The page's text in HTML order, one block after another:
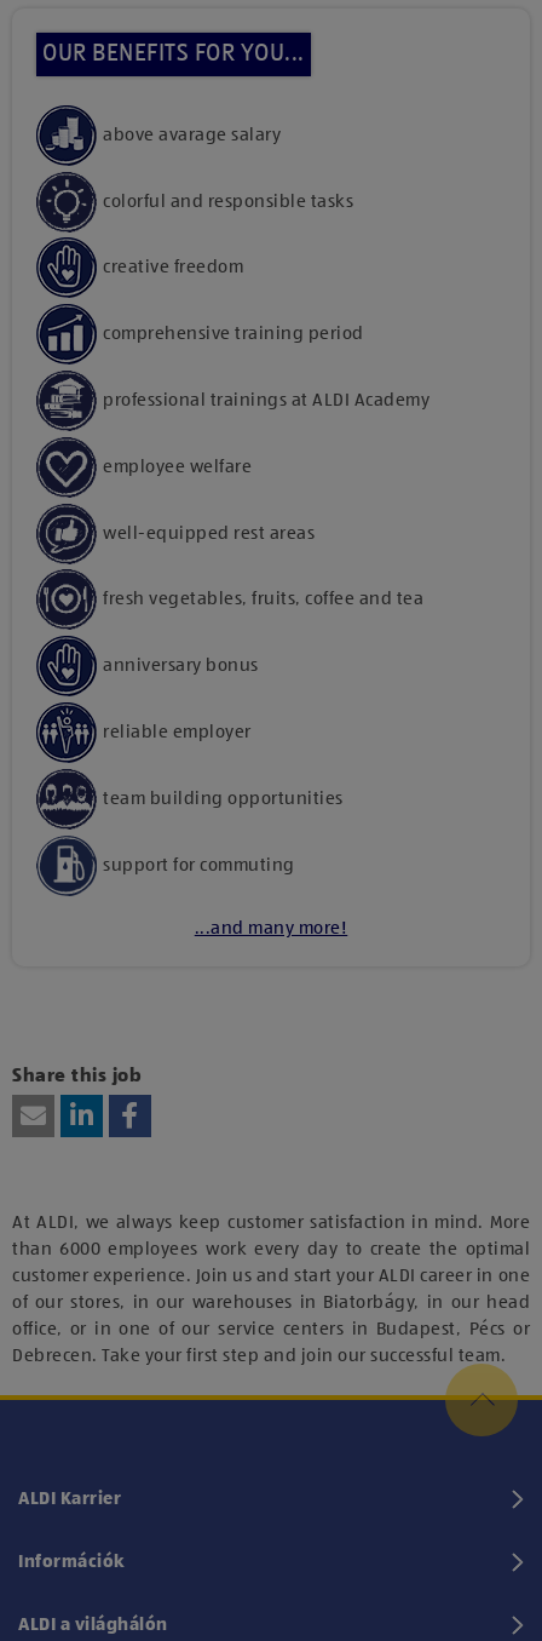
OUR BENEFITS FOR YOU...
above avarage salary
colorful and responsible tasks
creative freedom
comprehensive training period
professional trainings at ALDI Academy
employee welfare
well-equipped rest areas
fresh vegetables, fruits, coffee and tea
anniversary bonus
reliable employer
team building opportunities
support for commuting
...and many more!
vagy technológiájának használatához.
Share this job
At ALDI, we always keep customer satisfaction in mind. More
than 6000 employees work every day to create the optimal
customer experience. Join us and start your ALDI career in one
of our stores, in our warehouses in Biatorbágy, in our head
office, or in one of our service centers in Budapest, Pécs or
Debrecen. Take your first step and join our successful team.
ALDI Karrier
Információk
ALDI a világhálón